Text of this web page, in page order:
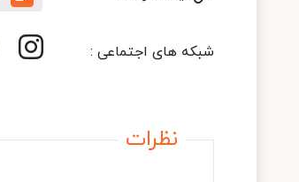
شبکه های اجتماعی :
نظرات